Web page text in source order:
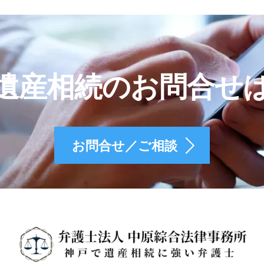
産相続のお問合せ
お問合せ／ご相談